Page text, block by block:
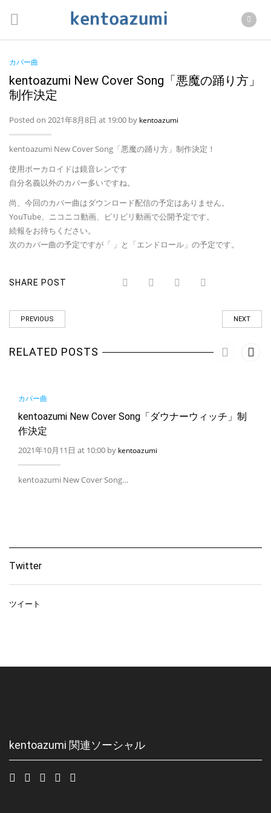
カバー曲
kentoazumi New Cover Song「悪魔の踊り方」
制作決定
Posted on 2021年8月8日 at 19:00 by kentoazumi
kentoazumi New Cover Song「悪魔の踊り方」制作決定！
使用ボーカロイドは鏡音レンです
自分名義以外のカバー多いですね。
尚、今回のカバー曲はダウンロード配信の予定はありません。
YouTube、ニコニコ動画、ビリビリ動画で公開予定です。
続報をお待ちください。
次のカバー曲の予定ですが「 」と「エンドロール」の予定です。
SHARE POST
PREVIOUS NEXT
RELATED POSTS
カバー曲
kentoazumi New Cover Song「ダウナーウィッチ」制
作決定
2021年10月11日 at 10:00 by kentoazumi
kentoazumi New Cover Song…
Twitter
ツイート
kentoazumi 関連ソーシャル